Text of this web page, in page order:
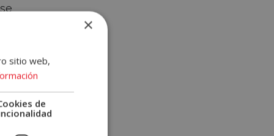
×
sitio web,
de